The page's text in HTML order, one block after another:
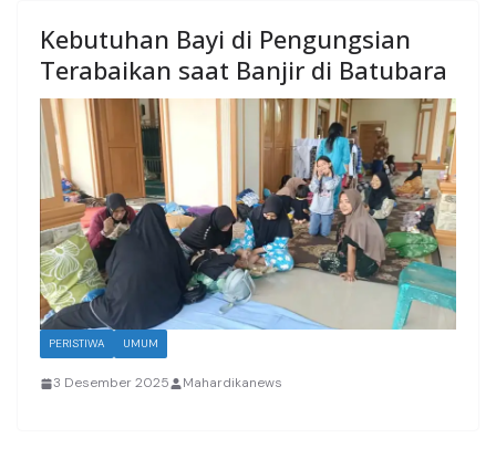
Kebutuhan Bayi di Pengungsian
Terabaikan saat Banjir di Batubara
PERISTIWA UMUM
3 Desember 2025 Mahardikanews